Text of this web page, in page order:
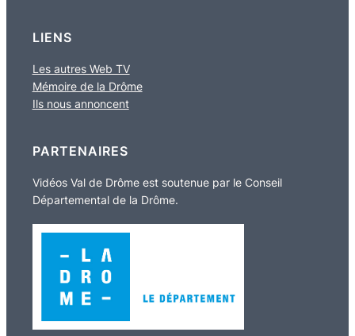
LIENS
Les autres Web TV
Mémoire de la Drôme
Ils nous annoncent
PARTENAIRES
Vidéos Val de Drôme est soutenue par le Conseil
Départemental de la Drôme.